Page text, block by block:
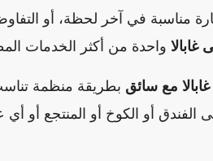
مناسبة في آخر لحظة، أو
غابالا واحدة من أكثر الخدمات
غابالا مع سائق بطريقة منظمة
أو الكوخ أو المنتجع أو